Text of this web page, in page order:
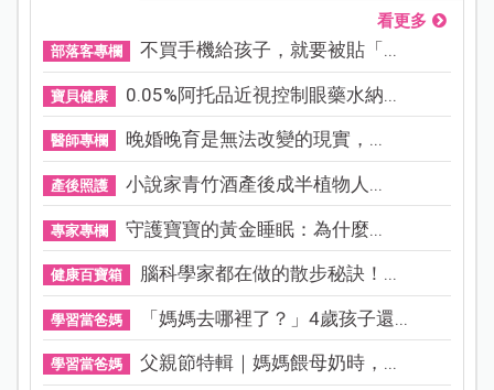
看更多
部落客專欄 不買手機給孩子，就要被貼「...
寶貝健康 0.05%阿托品近視控制眼藥水納...
醫師專欄 晚婚晚育是無法改變的現實，...
產後照護 小說家青竹酒產後成半植物人...
專家專欄 守護寶寶的黃金睡眠：為什麼...
健康百寶箱 腦科學家都在做的散步秘訣！...
學習當爸媽 「媽媽去哪裡了？」4歲孩子還...
學習當爸媽 父親節特輯｜媽媽餵母奶時，...